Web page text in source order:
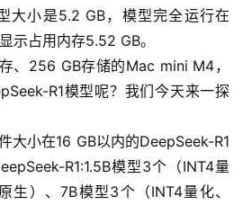
大小是5.2 GB，模型完全运行在
示占用内存5.52 GB。
、256 GB存储的Mac mini M4，
R1模型呢？我们今天来一探
大小在16 GB以内的DeepSeek-R1
R1:1.5B模型3个（INT4量
生）、7B模型3个（INT4量化、